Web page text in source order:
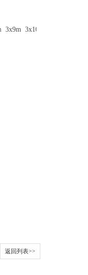
3x10m 3x12m
返回列表>>